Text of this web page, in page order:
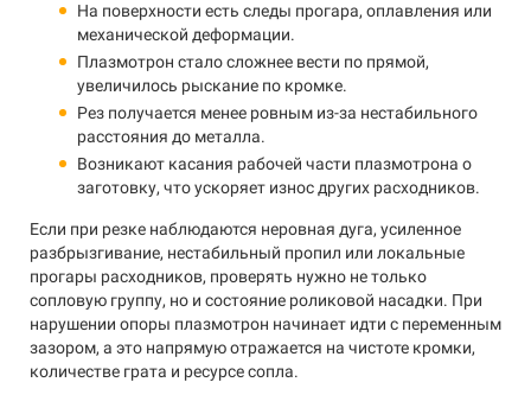
На поверхности есть следы прогара, оплавления или
механической деформации.
Плазмотрон стало сложнее вести по прямой,
увеличилось рыскание по кромке.
Рез получается менее ровным из-за нестабильного
расстояния до металла.
Возникают касания рабочей части плазмотрона о
заготовку, что ускоряет износ других расходников.
Если при резке наблюдаются неровная дуга, усиленное
разбрызгивание, нестабильный пропил или локальные
прогары расходников, проверять нужно не только
сопловую группу, но и состояние роликовой насадки. При
нарушении опоры плазмотрон начинает идти с переменным
зазором, а это напрямую отражается на чистоте кромки,
количестве грата и ресурсе сопла.